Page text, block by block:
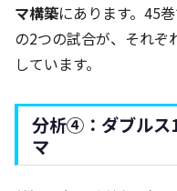
マ構築にあります。45
の2つの試合が、それぞ
しています。
分析④：ダブルス
マ